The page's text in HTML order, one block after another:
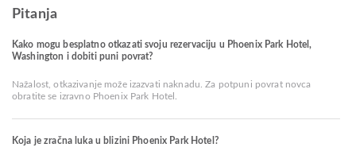
Pitanja
Kako mogu besplatno otkazati svoju rezervaciju u Phoenix Park Hotel,
Washington i dobiti puni povrat?
Nažalost, otkazivanje može izazvati naknadu. Za potpuni povrat novca
obratite se izravno Phoenix Park Hotel.
Koja je zračna luka u blizini Phoenix Park Hotel?